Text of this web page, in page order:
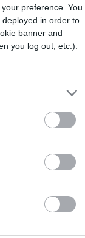
preference. You
in order to
banner and
you log out, etc.).